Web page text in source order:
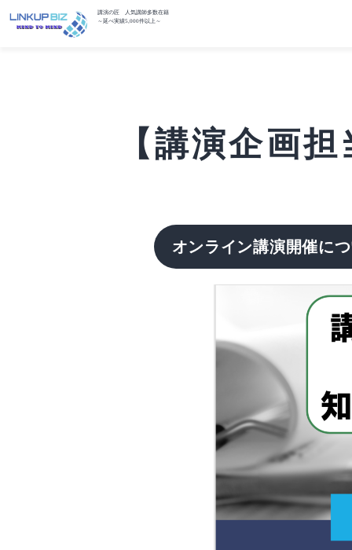
講演の匠 人気講師多数在籍
～延べ実績5,000件以上～
【講演企画
オンライン講演開催に